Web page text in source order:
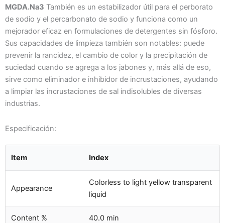
MGDA.Na3 También es un estabilizador útil para el perborato
de sodio y el percarbonato de sodio y funciona como un
mejorador eficaz en formulaciones de detergentes sin fósforo.
Sus capacidades de limpieza también son notables: puede
prevenir la rancidez, el cambio de color y la precipitación de
suciedad cuando se agrega a los jabones y, más allá de eso,
sirve como eliminador e inhibidor de incrustaciones, ayudando
a limpiar las incrustaciones de sal indisolubles de diversas
industrias.
Especificación:
Item Index
Appearance
Colorless to light yellow transparent
liquid
Content % 40.0 min